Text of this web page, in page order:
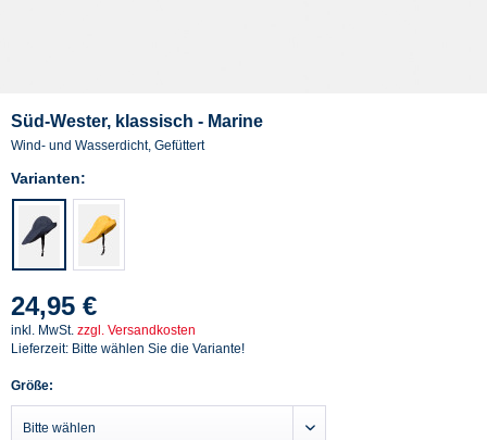
Süd-Wester, klassisch - Marine
Wind- und Wasserdicht, Gefüttert
Varianten:
24,95 €
inkl. MwSt. zzgl. Versandkosten
Lieferzeit: Bitte wählen Sie die Variante!
Größe: